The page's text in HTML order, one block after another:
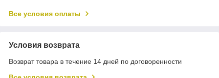
Все условия оплаты
Условия возврата
Возврат товара в течение 14 дней по договоренности